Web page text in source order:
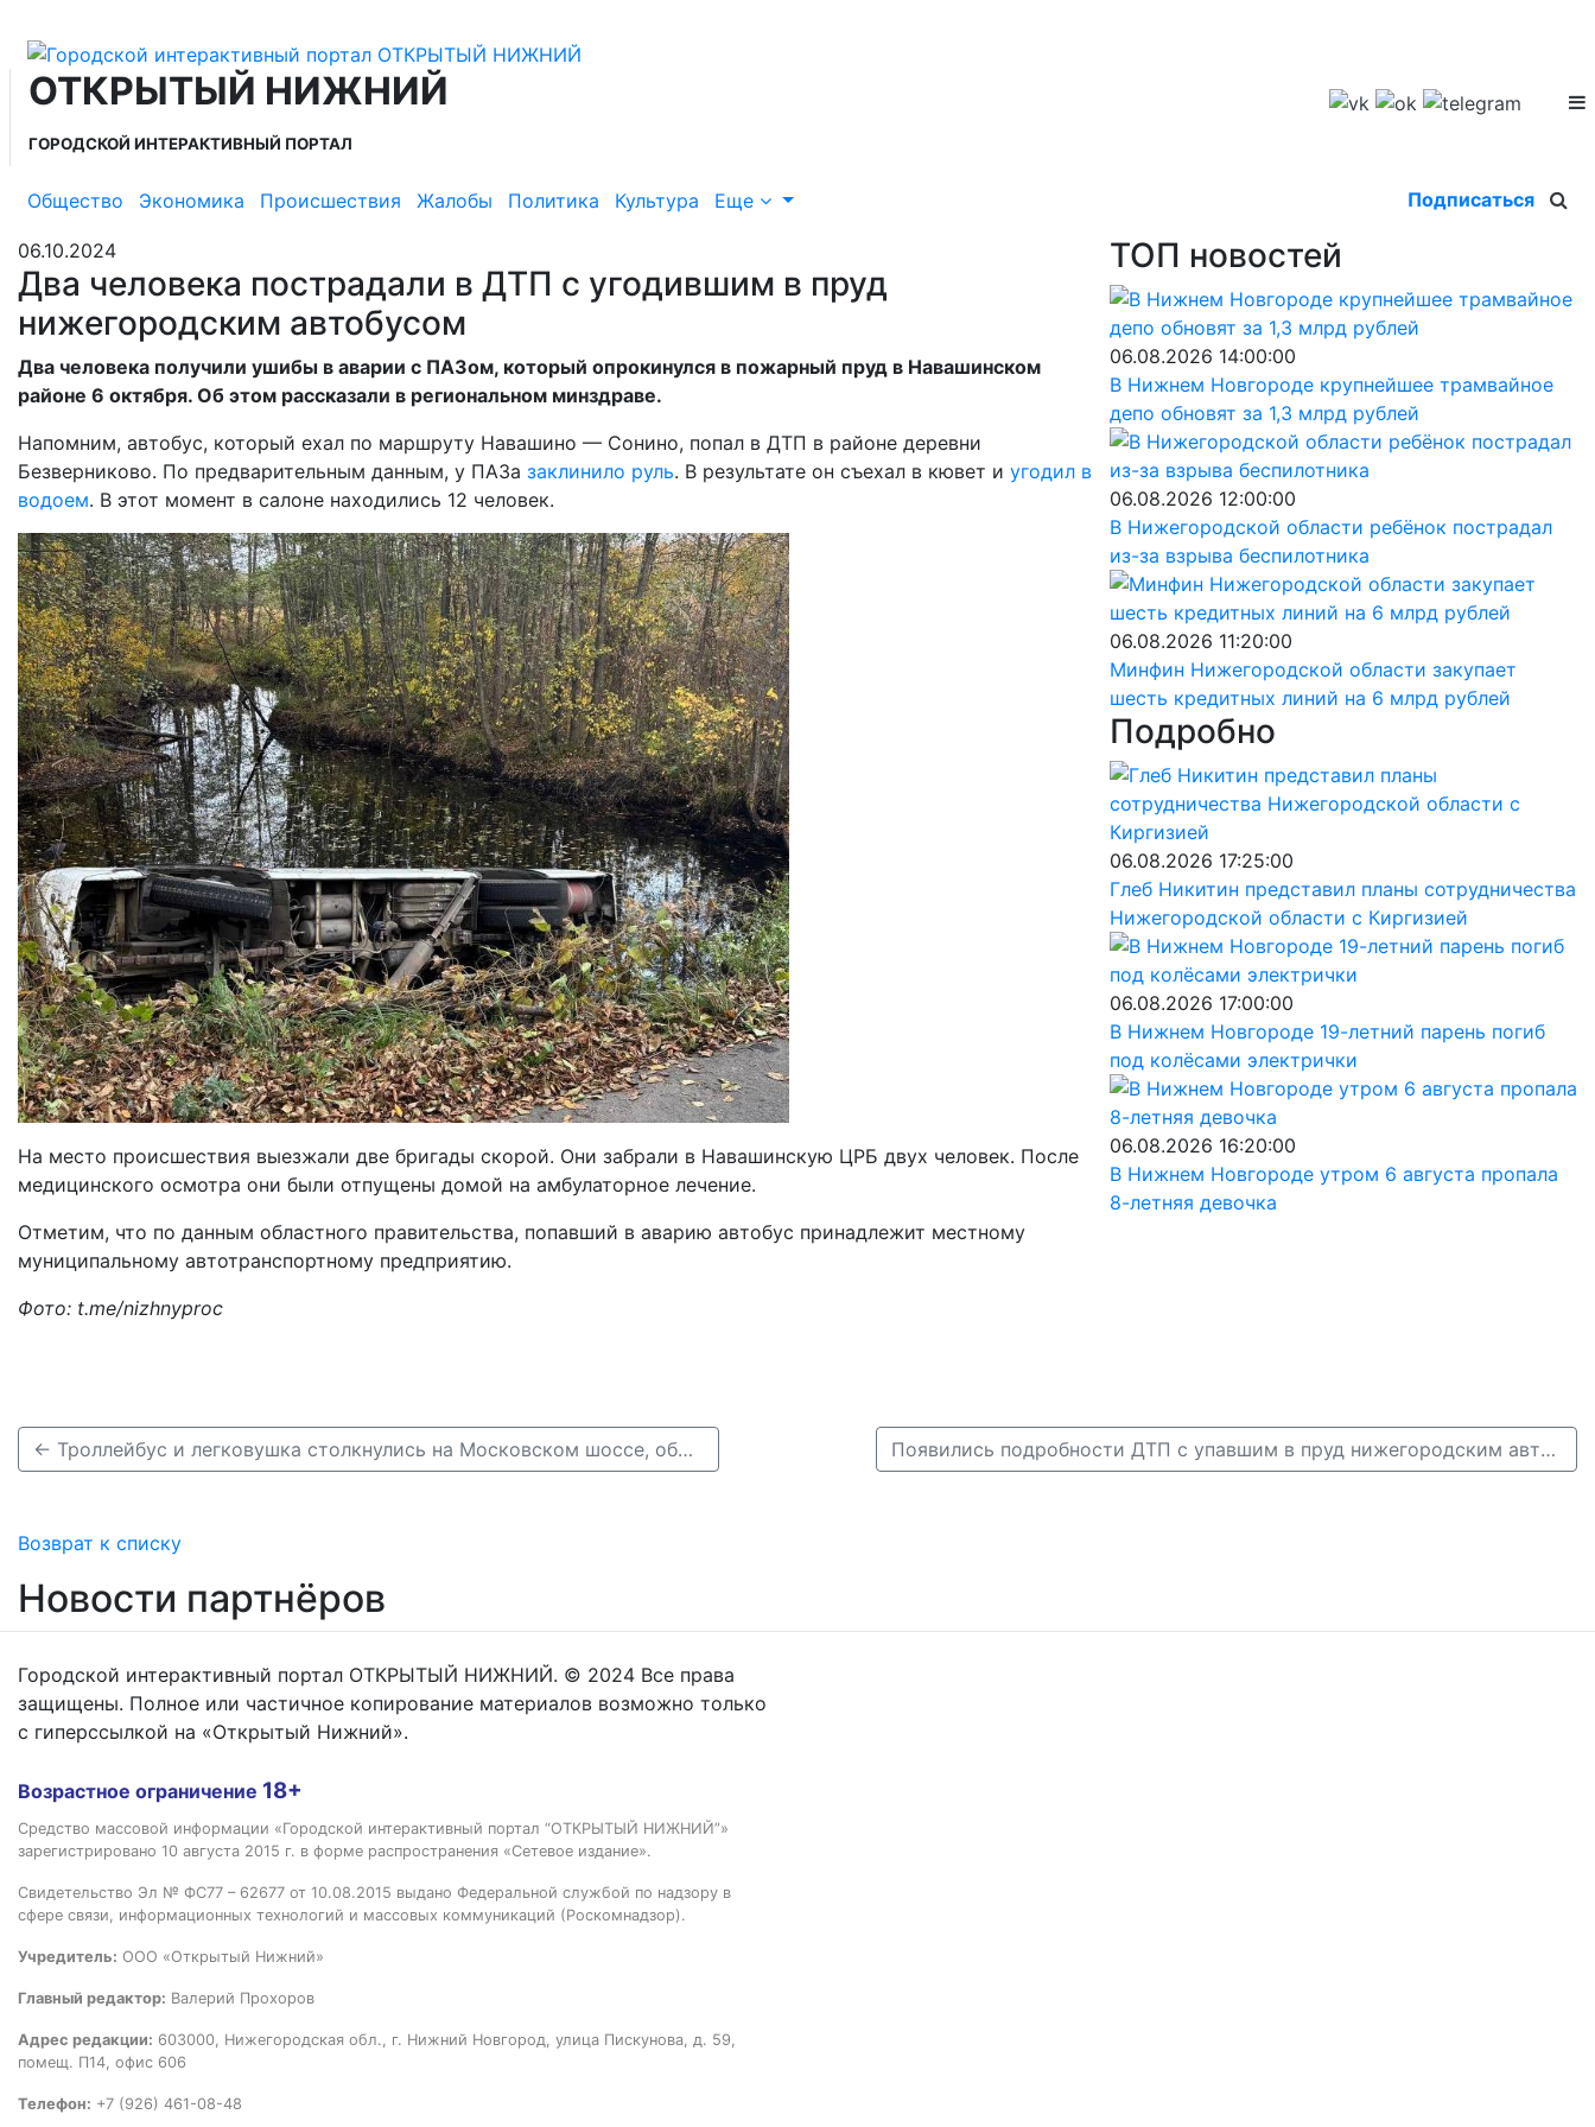
ОТКРЫТЫЙ НИЖНИЙ
ГОРОДСКОЙ ИНТЕРАКТИВНЫЙ ПОРТАЛ
Общество Экономика Происшествия Жалобы Политика Культура Еще Подписаться
06.10.2024
Два человека пострадали в ДТП с угодившим в пруд
нижегородским автобусом
Два человека получили ушибы в аварии с ПАЗом, который опрокинулся в пожарный пруд в Навашинском
районе 6 октября. Об этом рассказали в региональном минздраве.
Напомним, автобус, который ехал по маршруту Навашино — Сонино, попал в ДТП в районе деревни
Безверниково. По предварительным данным, у ПАЗа заклинило руль. В результате он съехал в кювет и угодил в
водоем. В этот момент в салоне находились 12 человек.
На место происшествия выезжали две бригады скорой. Они забрали в Навашинскую ЦРБ двух человек. После
медицинского осмотра они были отпущены домой на амбулаторное лечение.
Отметим, что по данным областного правительства, попавший в аварию автобус принадлежит местному
муниципальному автотранспортному предприятию.
Фото: t.me/nizhnyproc
ТОП новостей
06.08.2026 14:00:00
В Нижнем Новгороде крупнейшее трамвайное
депо обновят за 1,3 млрд рублей
06.08.2026 12:00:00
В Нижегородской области ребёнок пострадал
из-за взрыва беспилотника
06.08.2026 11:20:00
Минфин Нижегородской области закупает
шесть кредитных линий на 6 млрд рублей
Подробно
06.08.2026 17:25:00
Глеб Никитин представил планы сотрудничества
Нижегородской области с Киргизией
06.08.2026 17:00:00
В Нижнем Новгороде 19-летний парень погиб
под колёсами электрички
06.08.2026 16:20:00
В Нижнем Новгороде утром 6 августа пропала
8-летняя девочка
← Троллейбус и легковушка столкнулись на Московском шоссе, образовалась пробка Появились подробности ДТП с упавшим в пруд нижегородским автобусом →
Возврат к списку
Новости партнёров
Городской интерактивный портал ОТКРЫТЫЙ НИЖНИЙ. © 2024 Все права
защищены. Полное или частичное копирование материалов возможно только
с гиперссылкой на «Открытый Нижний».
Возрастное ограничение 18+
Средство массовой информации «Городской интерактивный портал “ОТКРЫТЫЙ НИЖНИЙ”»
зарегистрировано 10 августа 2015 г. в форме распространения «Сетевое издание».
Свидетельство Эл № ФС77 – 62677 от 10.08.2015 выдано Федеральной службой по надзору в
сфере связи, информационных технологий и массовых коммуникаций (Роскомнадзор).
Учредитель: ООО «Открытый Нижний»
Главный редактор: Валерий Прохоров
Адрес редакции: 603000, Нижегородская обл., г. Нижний Новгород, улица Пискунова, д. 59,
помещ. П14, офис 606
Телефон: +7 (926) 461-08-48